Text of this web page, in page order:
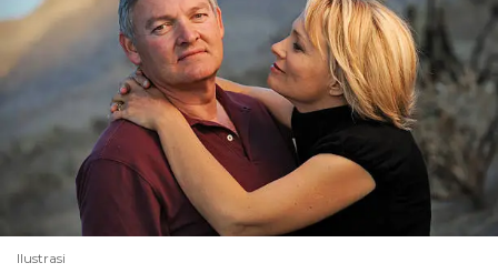
Ilustrasi